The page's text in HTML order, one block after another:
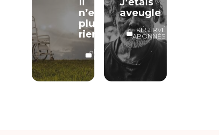
n’espérait
plus
rien
LECTURE
LIBRE
aveugle
RÉSERVÉ
ABONNÉS